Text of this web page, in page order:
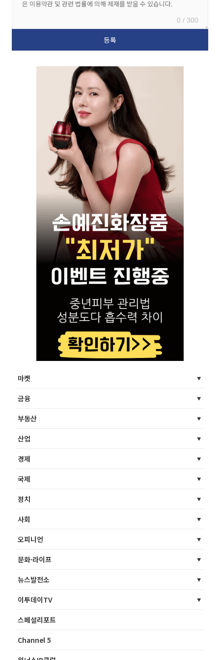
0 / 300
마켓
금융
부동산
산업
경제
국제
정치
사회
오피니언
문화·라이프
뉴스발전소
이투데이TV
스페셜리포트
Channel 5